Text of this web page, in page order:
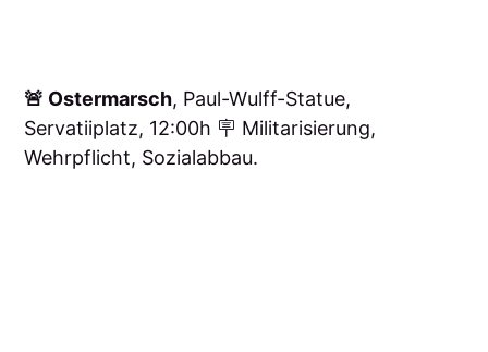
🚨 Ostermarsch, Paul-Wulff-Statue,
Servatiiplatz, 12:00h 🪧 Militarisierung,
Wehrpflicht, Sozialabbau.